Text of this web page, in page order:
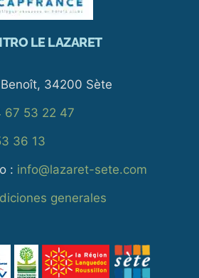
LE LAZARET
34200 Sète
67 53 22 47
36 13
: info@lazaret-sete.com
generales